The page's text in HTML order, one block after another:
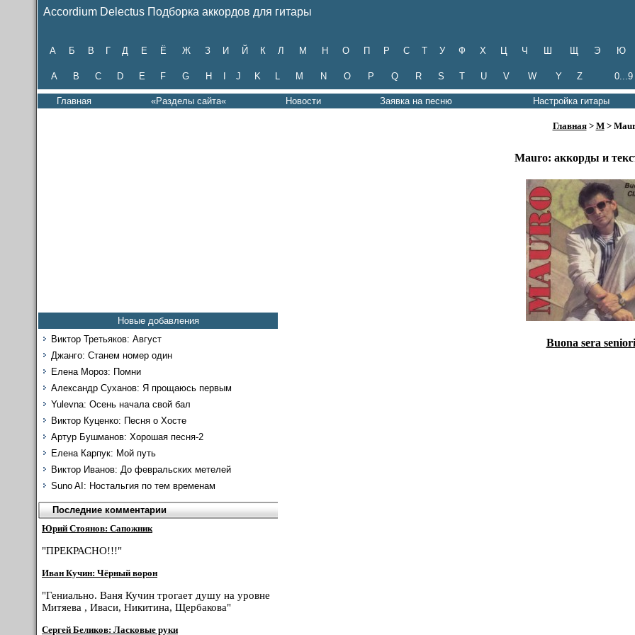
Accordium Delectus Подборка аккордов для гитары
А Б В Г Д Е Ё Ж З И Й К Л М Н О П Р С Т У Ф Х Ц Ч Ш Щ Э Ю
A B C D E F G H J K L M N O P Q R S T U V W Y Z 0...9
Главная «Разделы сайта« Новости Заявка на песню Настройка гитары
Новые добавления
Виктор Третьяков: Август
Джанго: Станем номер один
Елена Мороз: Помни
Александр Суханов: Я прощаюсь первым
Yulevna: Осень начала свой бал
Виктор Куценко: Песня о Хосте
Артур Бушманов: Хорошая песня-2
Елена Карпук: Мой путь
Виктор Иванов: До февральских метелей
Suno AI: Ностальгия по тем временам
Последние комментарии
Юрий Стоянов: Сапожник
"ПРЕКРАСНО!!!"
Иван Кучин: Чёрный ворон
"Гениально. Ваня Кучин трогает душу на уровне
Митяева , Иваси, Никитина, Щербакова"
Сергей Беликов: Ласковые руки
Главная> M>
Mauro: аккорды и
Buona sera